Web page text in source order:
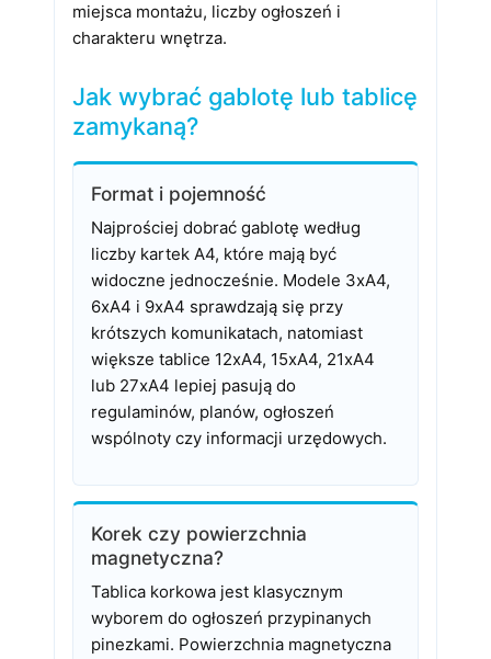
miejsca montażu, liczby ogłoszeń i
charakteru wnętrza.
Jak wybrać gablotę lub tablicę
zamykaną?
Format i pojemność
Najprościej dobrać gablotę według
liczby kartek A4, które mają być
widoczne jednocześnie. Modele 3xA4,
6xA4 i 9xA4 sprawdzają się przy
krótszych komunikatach, natomiast
większe tablice 12xA4, 15xA4, 21xA4
lub 27xA4 lepiej pasują do
regulaminów, planów, ogłoszeń
wspólnoty czy informacji urzędowych.
Korek czy powierzchnia
magnetyczna?
Tablica korkowa jest klasycznym
wyborem do ogłoszeń przypinanych
pinezkami. Powierzchnia magnetyczna